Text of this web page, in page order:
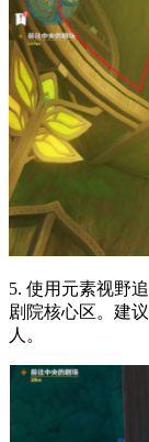
5. 使用元素视野
剧院核心区。建
人。